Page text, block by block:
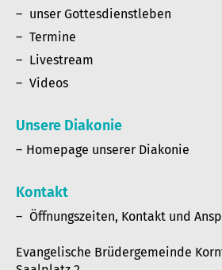
unser Gottesdienstleben
Termine
Livestream
Videos
Unsere Diakonie
Homepage unserer Diakonie
Kontakt
Öffnungszeiten, Kontakt und
Evangelische Brüdergemeinde